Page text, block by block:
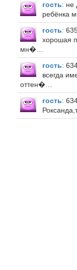
гость: не
ребёнка
гость:
хорошая
мн�…
гость:
всегда
оттен�…
гость: